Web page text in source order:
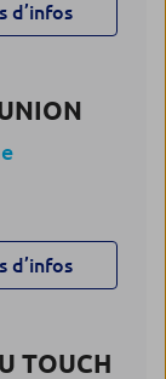
d’infos
d’infos
TOUCH